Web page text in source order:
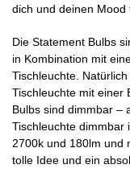
dich und deinen Mood
Die Statement Bulbs
in Kombination mit
Tischleuchte.
Tischleuchte mit einer
Bulbs sind dimmbar –
Tischleuchte dimmbar
2700k und 180lm und
tolle Idee und ein